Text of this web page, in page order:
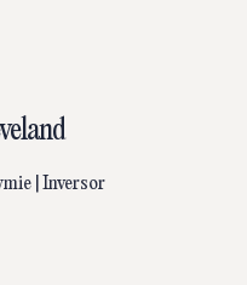
| Inversor